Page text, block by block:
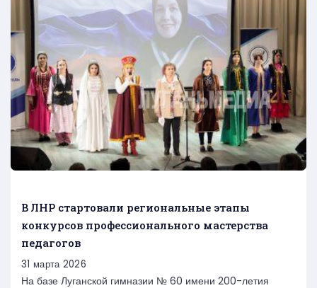
В ЛНР стартовали региональные этапы
конкурсов профессионального мастерства
педагогов
31 марта 2026
На базе Луганской гимназии № 60 имени 200-летия